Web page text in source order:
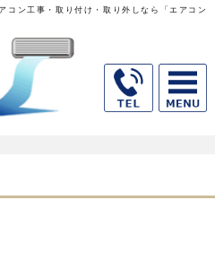
コン工事・取り付け・取り外しなら「エアコン